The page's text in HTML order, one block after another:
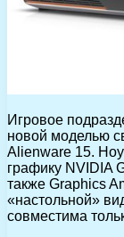
Игровое
новой моделью
Alienware 15.
графику NVIDIA
также Graphics
«настольной»
совместима